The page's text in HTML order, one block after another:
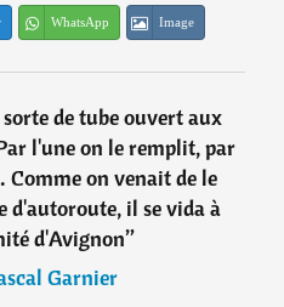
WhatsApp Image
sorte de tube ouvert aux
l'une on le remplit, par
Comme on venait de le
il se vida à
d'Avignon”
Garnier